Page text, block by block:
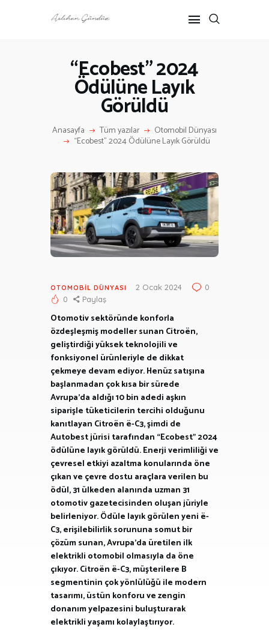
“Ecobest” 2024
Ödülüne Layık
Görüldü
Anasayfa Tüm yazılar Otomobil Dünyası
“Ecobest” 2024 Ödülüne Layık Görüldü
ANASAYFA
RÖPORTAJ
ANNE-ÇOCUK
KÜLTÜR SANAT
İLETIŞIM
OTOMOBIL DÜNYASI 2 Ocak 2024
0
0
Paylaş
Otomotiv sektöründe konforla
özdeşleşmiş modeller sunan Citroën,
geliştirdiği yüksek teknolojili ve
fonksiyonel ürünleriyle de dikkat
çekmeye devam ediyor. Henüz satışına
başlanmadan çok kısa bir sürede
Avrupa’da aldığı 10 bin adedi aşkın
siparişle tüketicilerin tercihi olduğunu
kanıtlayan Citroën ë-C3, şimdi de
Autobest jürisi tarafından “Ecobest” 2024
ödülüne layık görüldü. Enerji verimliliği ve
çevresel etkiyi azaltma konularında öne
çıkan ve çevre dostu araçlara verilen bu
ödül, 31 ülkeden alanında uzman 31
otomotiv gazetecisinden oluşan jüriyle
belirleniyor. Ödüle layık görülen yeni ë-
C3, erişilebilirlik sorununa somut bir
çözüm sunan, Avrupa’da üretilen ilk
elektrikli otomobil olmasıyla da öne
çıkıyor. Citroën ë-C3, müşterilere B
segmentinin çok yönlülüğü ile modern
tasarımı, üstün konforu ve zengin
donanım yelpazesini buluşturarak
elektrikli yaşamı kolaylaştırıyor.